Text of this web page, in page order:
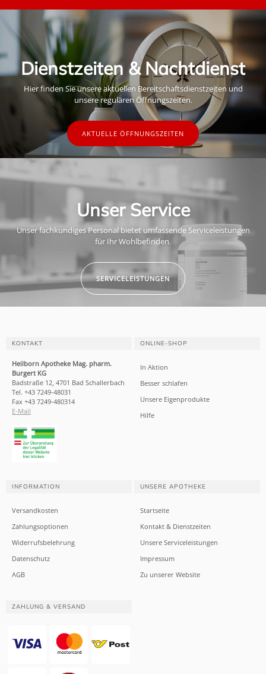
Dienstzeiten & Nachtdienst
Hier finden Sie unsere aktuellen Bereitschaftsdienstzeiten und
unsere regulären Öffnungszeiten.
AKTUELLE ÖFFNUNGSZEITEN
Unser Service
Unser fachkundiges Personal bietet umfassende Serviceleistungen
für Ihr Wohlbefinden.
SERVICELEISTUNGEN
KONTAKT
Heilborn Apotheke Mag. pharm.
Burgert KG
Badstraße 12, 4701 Bad Schallerbach
Tel. +43 7249-48031
Fax +43 7249-480314
E-Mail
ONLINE-SHOP
In Aktion
Besser schlafen
Unsere Eigenprodukte
Hilfe
INFORMATION
Versandkosten
Zahlungsoptionen
Widerrufsbelehrung
Datenschutz
AGB
UNSERE APOTHEKE
Startseite
Kontakt & Dienstzeiten
Unsere Serviceleistungen
Impressum
Zu unserer Website
ZAHLUNG & VERSAND